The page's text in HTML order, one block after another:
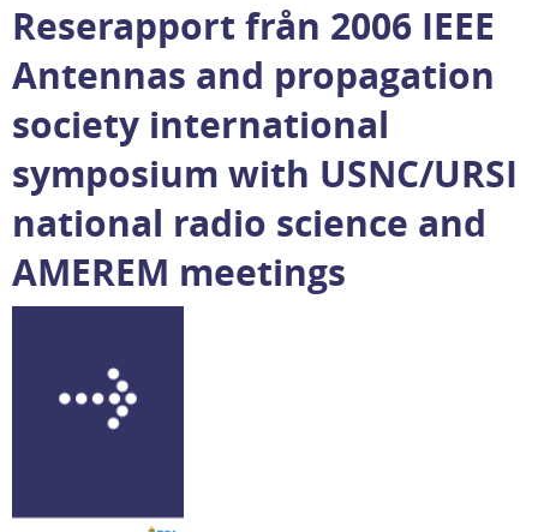
Reserapport från 2006 IEEE
Antennas and propagation
society international
symposium with USNC/URSI
national radio science and
AMEREM meetings